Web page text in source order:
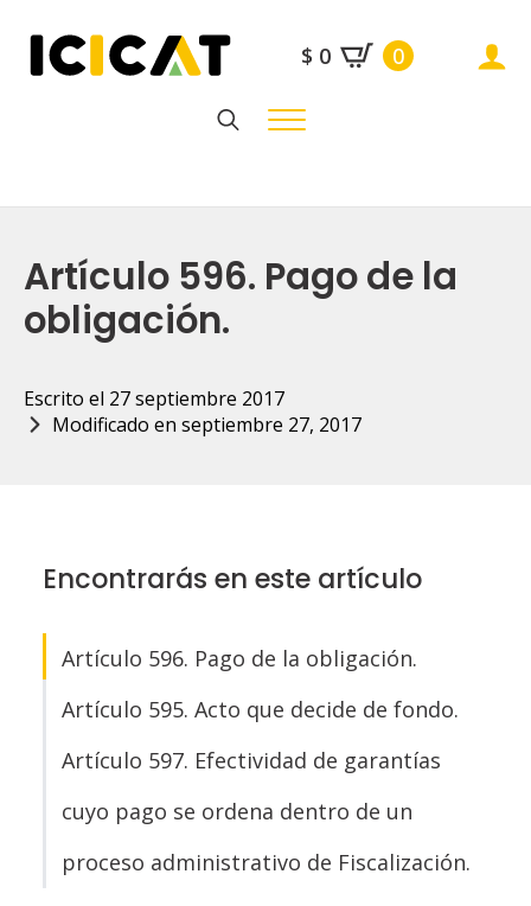
$ 0 0
Artículo 596. Pago de la
obligación.
Escrito el 27 septiembre 2017
Modificado en septiembre 27, 2017
Encontrarás en este artículo
Artículo 596. Pago de la obligación.
Artículo 595. Acto que decide de fondo.
Artículo 597. Efectividad de garantías
cuyo pago se ordena dentro de un
proceso administrativo de Fiscalización.